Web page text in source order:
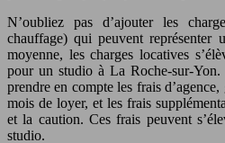
N’oubliez pas d’ajouter les
chauffage) qui peuvent représenter
moyenne, les charges locatives
pour un studio à La Roche-sur-
prendre en compte les frais
mois de loyer, et les frais
et la caution. Ces frais peuvent
studio.